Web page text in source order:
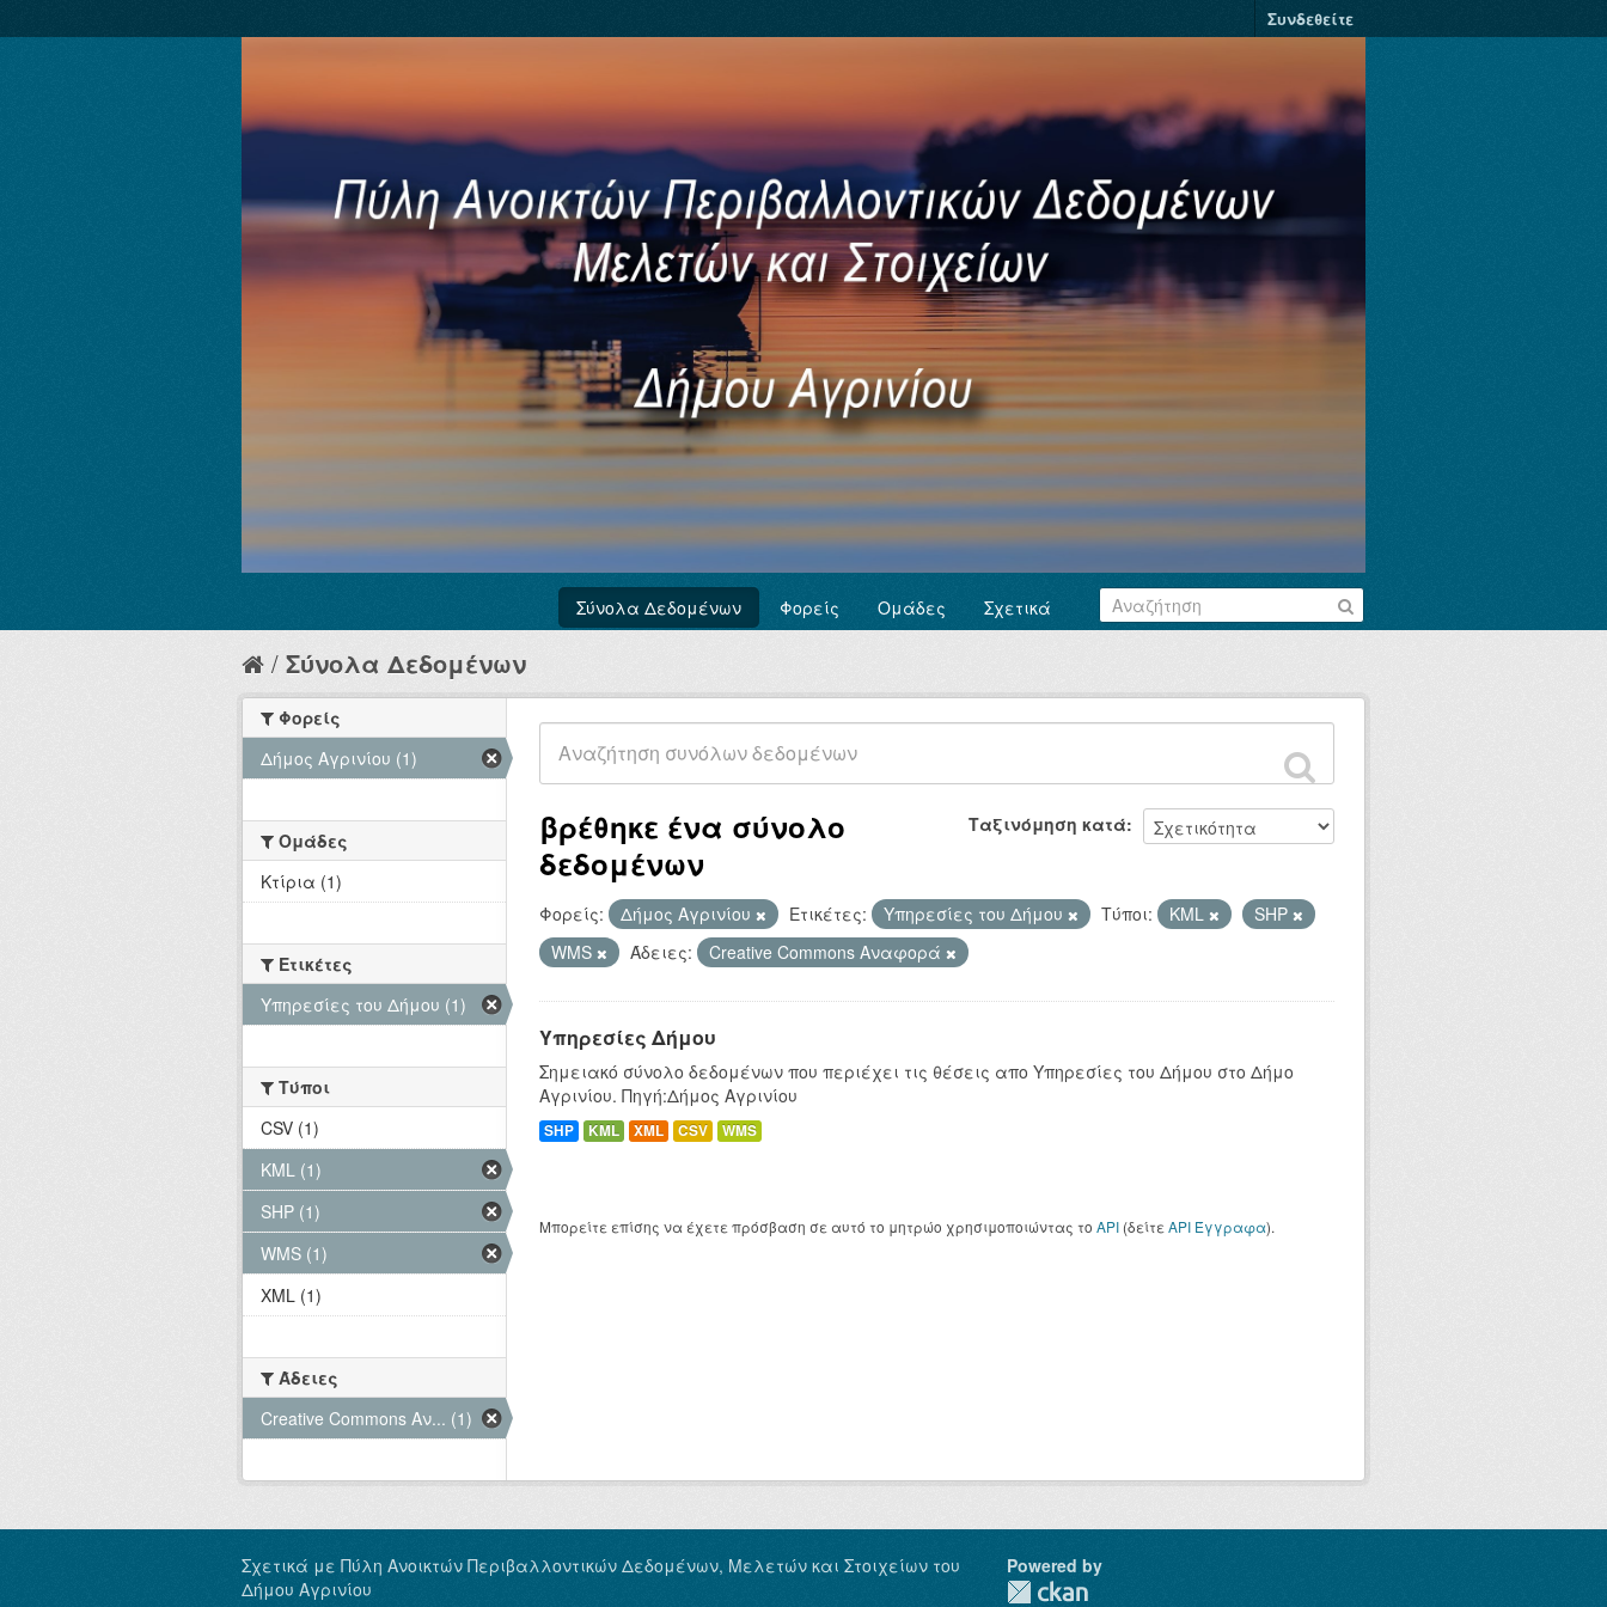
Συνδεθείτε
Σύνολα Δεδομένων Φορείς Ομάδες Σχετικά
Σύνολα Δεδομένων
Ταξινόμηση κατά
βρέθηκε ένα σύνολο
δεδομένων
Φορείς: Δήμος Αγρινίου Ετικέτες: Υπηρεσίες του Δήμου Τύποι: KML
SHP
WMS
Άδειες: Creative Commons Αναφορά
Υπηρεσίες Δήμου
Σημειακό σύνολο δεδομένων που περιέχει τις θέσεις απο Υπηρεσίες του Δήμου στο Δήμο
Αγρινίου. Πηγή:Δήμος Αγρινίου
SHP KML XML CSV WMS
Μπορείτε επίσης να έχετε πρόσβαση σε αυτό το μητρώο χρησιμοποιώντας το API (δείτε API Έγγραφα).
Φορείς
Δήμος Αγρινίου (1)
Ομάδες
Κτίρια (1)
Ετικέτες
Υπηρεσίες του Δήμου (1)
Τύποι
CSV (1)
KML (1)
SHP (1)
WMS (1)
XML (1)
Άδειες
Creative Commons Αν... (1)
Σχετικά με Πύλη Ανοικτών Περιβαλλοντικών Δεδομένων, Μελετών και Στοιχείων του
Δήμου Αγρινίου
Powered by